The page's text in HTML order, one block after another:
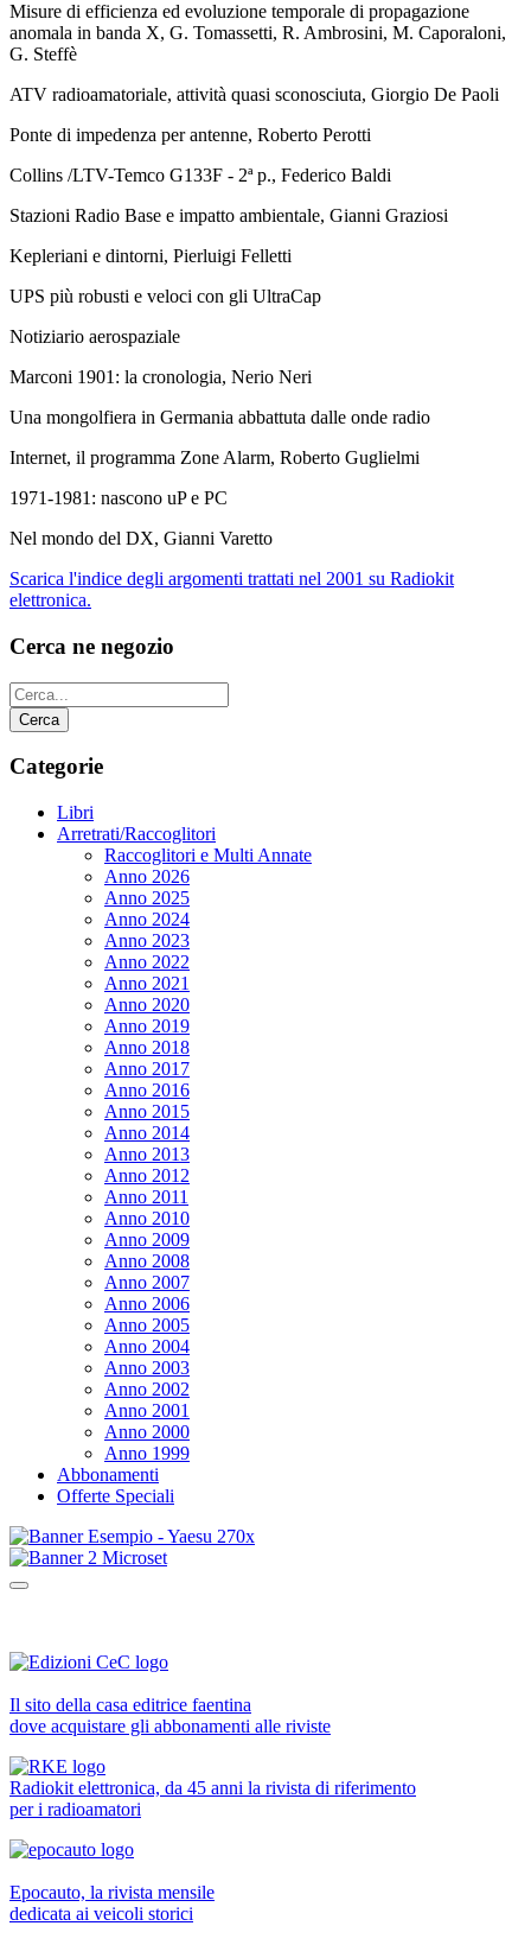
Misure di efficienza ed evoluzione temporale di propagazione
anomala in banda X, G. Tomassetti, R. Ambrosini, M. Caporaloni,
G. Steffè
ATV radioamatoriale, attività quasi sconosciuta, Giorgio De Paoli
Ponte di impedenza per antenne, Roberto Perotti
Collins /LTV-Temco G133F - 2ª p., Federico Baldi
Stazioni Radio Base e impatto ambientale, Gianni Graziosi
Kepleriani e dintorni, Pierluigi Felletti
UPS più robusti e veloci con gli UltraCap
Notiziario aerospaziale
Marconi 1901: la cronologia, Nerio Neri
Una mongolfiera in Germania abbattuta dalle onde radio
Internet, il programma Zone Alarm, Roberto Guglielmi
1971-1981: nascono uP e PC
Nel mondo del DX, Gianni Varetto
Scarica l'indice degli argomenti trattati nel 2001 su Radiokit
elettronica.
Cerca ne negozio
Categorie
Libri
Arretrati/Raccoglitori
Raccoglitori e Multi Annate
Anno 2026
Anno 2025
Anno 2024
Anno 2023
Anno 2022
Anno 2021
Anno 2020
Anno 2019
Anno 2018
Anno 2017
Anno 2016
Anno 2015
Anno 2014
Anno 2013
Anno 2012
Anno 2011
Anno 2010
Anno 2009
Anno 2008
Anno 2007
Anno 2006
Anno 2005
Anno 2004
Anno 2003
Anno 2002
Anno 2001
Anno 2000
Anno 1999
Abbonamenti
Offerte Speciali
Il sito della casa editrice faentina
dove acquistare gli abbonamenti alle riviste
Radiokit elettronica, da 45 anni la rivista di riferimento
per i radioamatori
Epocauto, la rivista mensile
dedicata ai veicoli storici